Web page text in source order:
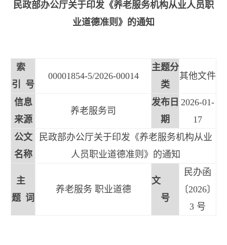
民政部办公厅关于印发《养老服务机构从业人员职
业道德准则》的通知
索
引 号
00001854-5/2026-00014
主题分
类
其他文件
信息
来源
养老服务司
发布日
期
2026-01-
17
公文
名称
民政部办公厅关于印发《养老服务机构从业
人员职业道德准则》的通知
主
题 词
养老服务 职业道德
文
号
民办函
〔2026〕
3 号